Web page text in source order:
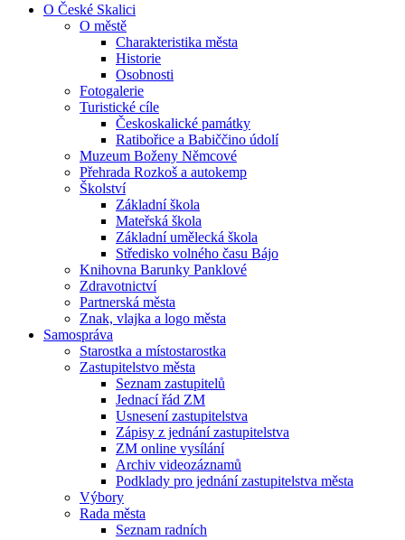
O České Skalici
O městě
Charakteristika města
Historie
Osobnosti
Fotogalerie
Turistické cíle
Českoskalické památky
Ratibořice a Babiččino údolí
Muzeum Boženy Němcové
Přehrada Rozkoš a autokemp
Školství
Základní škola
Mateřská škola
Základní umělecká škola
Středisko volného času Bájo
Knihovna Barunky Panklové
Zdravotnictví
Partnerská města
Znak, vlajka a logo města
Samospráva
Starostka a místostarostka
Zastupitelstvo města
Seznam zastupitelů
Jednací řád ZM
Usnesení zastupitelstva
Zápisy z jednání zastupitelstva
ZM online vysílání
Archiv videozáznamů
Podklady pro jednání zastupitelstva města
Výbory
Rada města
Seznam radních